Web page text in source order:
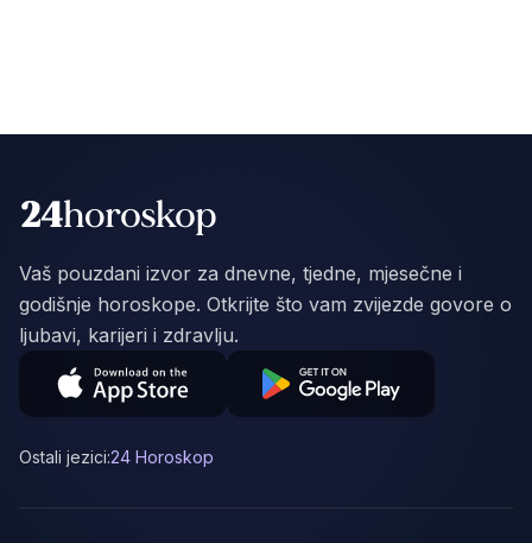
Vaš pouzdani izvor za dnevne, tjedne, mjesečne i
godišnje horoskope. Otkrijte što vam zvijezde govore o
ljubavi, karijeri i zdravlju.
Ostali jezici:24 Horoskop